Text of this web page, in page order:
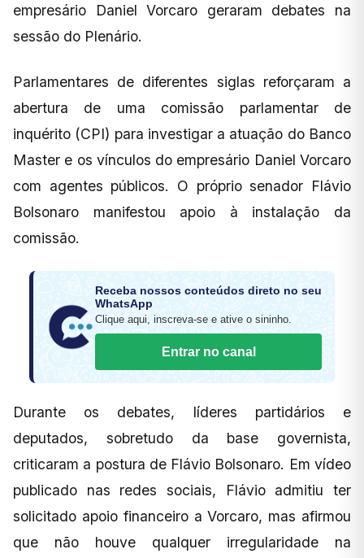
empresário Daniel Vorcaro geraram debates na
sessão do Plenário.
Parlamentares de diferentes siglas reforçaram a
abertura de uma comissão parlamentar de
inquérito (CPI) para investigar a atuação do Banco
Master e os vínculos do empresário Daniel Vorcaro
com agentes públicos. O próprio senador Flávio
Bolsonaro manifestou apoio à instalação da
comissão.
Receba nossos conteúdos direto no seu
WhatsApp
Clique aqui, inscreva-se e ative o sininho.
Entrar no canal
Durante os debates, líderes partidários e
deputados, sobretudo da base governista,
criticaram a postura de Flávio Bolsonaro. Em vídeo
publicado nas redes sociais, Flávio admitiu ter
solicitado apoio financeiro a Vorcaro, mas afirmou
que não houve qualquer irregularidade na